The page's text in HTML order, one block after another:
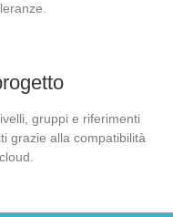
gruppi e riferimenti
grazie alla compatibilità